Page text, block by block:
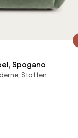
Spogano
Stoffen